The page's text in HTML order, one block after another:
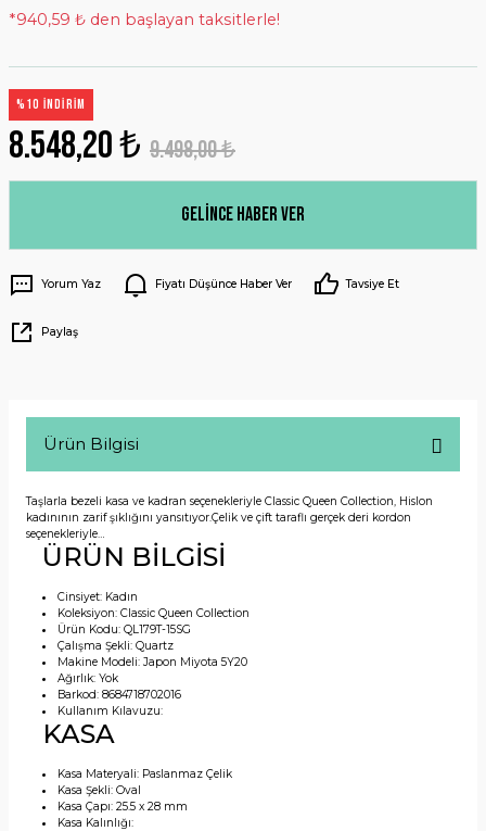
*940,59 ₺ den başlayan taksitlerle!
%10 İNDİRİM
8.548,20 ₺ 9.498,00 ₺
Gelince Haber Ver
Yorum Yaz Fiyatı Düşünce Haber Ver Tavsiye Et
Paylaş
Ürün Bilgisi
Taşlarla bezeli kasa ve kadran seçenekleriyle Classic Queen Collection, Hislon
kadınının zarif şıklığını yansıtıyor.Çelik ve çift taraflı gerçek deri kordon
seçenekleriyle…
ÜRÜN BİLGİSİ
Cinsiyet: Kadın
Koleksiyon:Classic Queen Collection
Ürün Kodu:QL179T-15SG
Çalışma Şekli:Quartz
Makine Modeli:Japon Miyota 5Y20
Ağırlık:Yok
Barkod:8684718702016
Kullanım Kılavuzu:
KASA
Kasa Materyali: Paslanmaz Çelik
Kasa Şekli:Oval
Kasa Çapı:25.5 x 28 mm
Kasa Kalınlığı: